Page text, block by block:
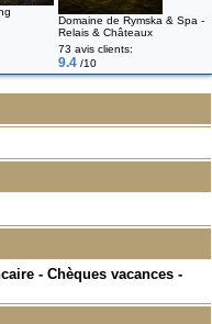
Domaine de Rymska & Spa -
Relais & Châteaux
73 avis clients:
9.4 /10
- Chèques vacances -